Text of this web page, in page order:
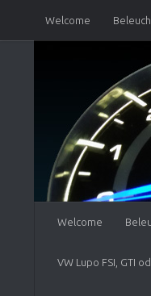
Skip to content
Welcome
VW Lupo FSI, GTI
VW Lupo
Einbau einer
Seat Arosa 6HS
VW Lupo/Polo 6N2
Welcome
VW Lupo FSI, GTI